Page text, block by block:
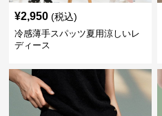
¥2,950 (税込)
冷感薄手スパッツ夏用涼しいレ
ディース